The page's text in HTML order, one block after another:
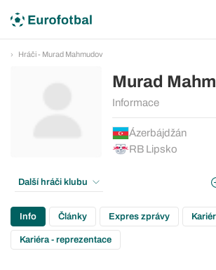
Hráči - Murad Mahmudov
Murad
Informace
Ázerbájdžán
RB Lipsko
Další hráči klubu
Info Články Expres zprávy
Kariéra - reprezentace